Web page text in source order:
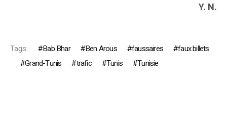
Y. N.
Tags: Bab Bhar Ben Arous faussaires
faux billets
Grand-Tunis
trafic Tunis Tunisie